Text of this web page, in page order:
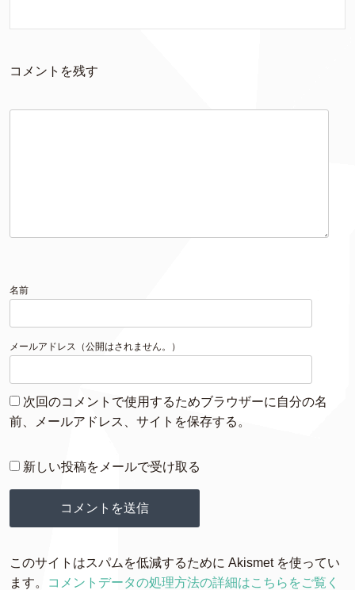
コメントを残す
名前
メールアドレス（公開はされません。）
次回のコメントで使用するためブラウザーに自分の名
前、メールアドレス、サイトを保存する。
新しい投稿をメールで受け取る
このサイトはスパムを低減するために Akismet を使ってい
ます。
コメントデータの処理方法の詳細はこちらをご覧く